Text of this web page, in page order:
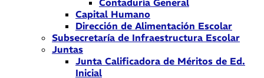
Contaduría General
Capital Humano
Dirección de Alimentación Escolar
Subsecretaría de Infraestructura Escolar
Juntas
Junta Calificadora de Méritos de Ed.
Inicial